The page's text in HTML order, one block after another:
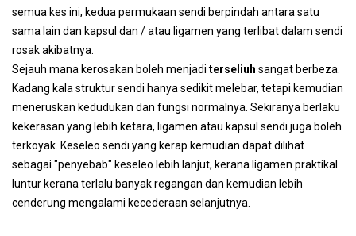
semua kes ini, kedua permukaan sendi berpindah antara satu
sama lain dan kapsul dan / atau ligamen yang terlibat dalam sendi
rosak akibatnya.
Sejauh mana kerosakan boleh menjadi terseliuh sangat berbeza.
Kadang kala struktur sendi hanya sedikit melebar, tetapi kemudian
meneruskan kedudukan dan fungsi normalnya. Sekiranya berlaku
kekerasan yang lebih ketara, ligamen atau kapsul sendi juga boleh
terkoyak. Keseleo sendi yang kerap kemudian dapat dilihat
sebagai "penyebab" keseleo lebih lanjut, kerana ligamen praktikal
luntur kerana terlalu banyak regangan dan kemudian lebih
cenderung mengalami kecederaan selanjutnya.